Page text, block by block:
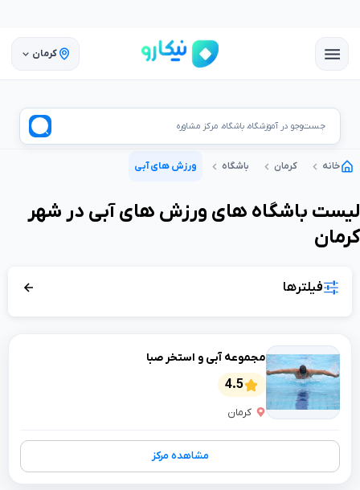
کرمان
جست‌وجو در آموزشگاه، باشگاه، مرکز مشاوره
خانه کرمان باشگاه ورزش های آبی
لیست باشگاه های ورزش های آبی در شهر
کرمان
فیلترها
مجموعه آبی و استخر صبا
4.5
کرمان
مشاهده مرکز